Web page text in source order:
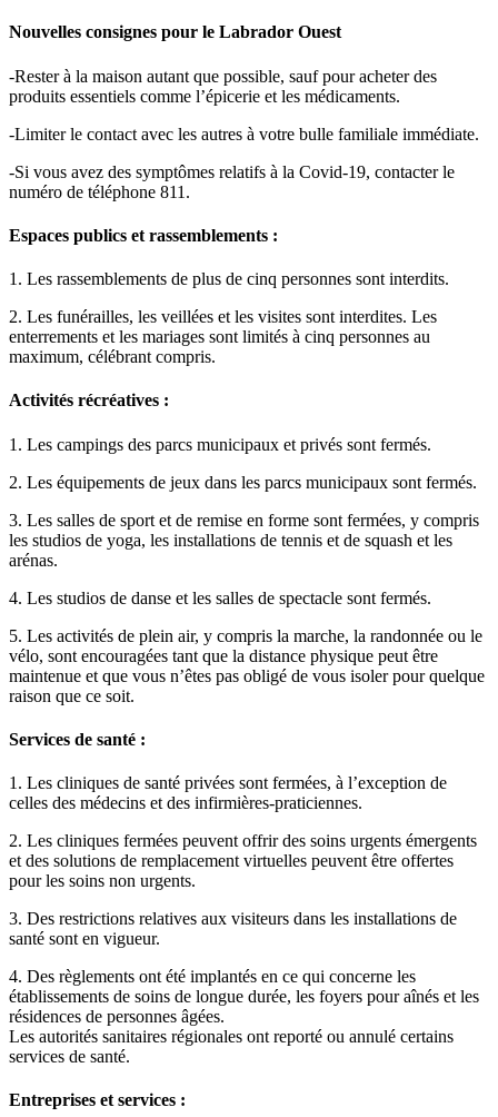
Nouvelles consignes pour le Labrador Ouest
-Rester à la maison autant que possible, sauf pour acheter des
produits essentiels comme l’épicerie et les médicaments.
-Limiter le contact avec les autres à votre bulle familiale immédiate.
-Si vous avez des symptômes relatifs à la Covid-19, contacter le
numéro de téléphone 811.
Espaces publics et rassemblements :
1. Les rassemblements de plus de cinq personnes sont interdits.
2. Les funérailles, les veillées et les visites sont interdites. Les
enterrements et les mariages sont limités à cinq personnes au
maximum, célébrant compris.
Activités récréatives :
1. Les campings des parcs municipaux et privés sont fermés.
2. Les équipements de jeux dans les parcs municipaux sont fermés.
3. Les salles de sport et de remise en forme sont fermées, y compris
les studios de yoga, les installations de tennis et de squash et les
arénas.
4. Les studios de danse et les salles de spectacle sont fermés.
5. Les activités de plein air, y compris la marche, la randonnée ou le
vélo, sont encouragées tant que la distance physique peut être
maintenue et que vous n’êtes pas obligé de vous isoler pour quelque
raison que ce soit.
Services de santé :
1. Les cliniques de santé privées sont fermées, à l’exception de
celles des médecins et des infirmières-praticiennes.
2. Les cliniques fermées peuvent offrir des soins urgents émergents
et des solutions de remplacement virtuelles peuvent être offertes
pour les soins non urgents.
3. Des restrictions relatives aux visiteurs dans les installations de
santé sont en vigueur.
4. Des règlements ont été implantés en ce qui concerne les
établissements de soins de longue durée, les foyers pour aînés et les
résidences de personnes âgées.
Les autorités sanitaires régionales ont reporté ou annulé certains
services de santé.
Entreprises et services :